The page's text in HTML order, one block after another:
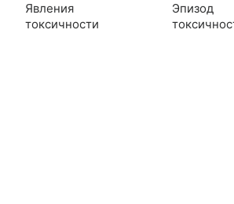
Явления
токсичности
Эпизод